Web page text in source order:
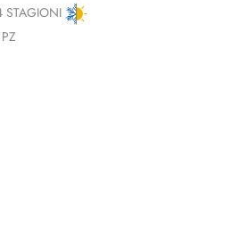
STAGIONI